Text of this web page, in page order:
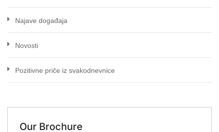
Najave događaja
Novosti
Pozitivne priče iz svakodnevnice
Our Brochure